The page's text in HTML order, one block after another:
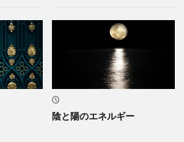
陰と陽のエネルギー